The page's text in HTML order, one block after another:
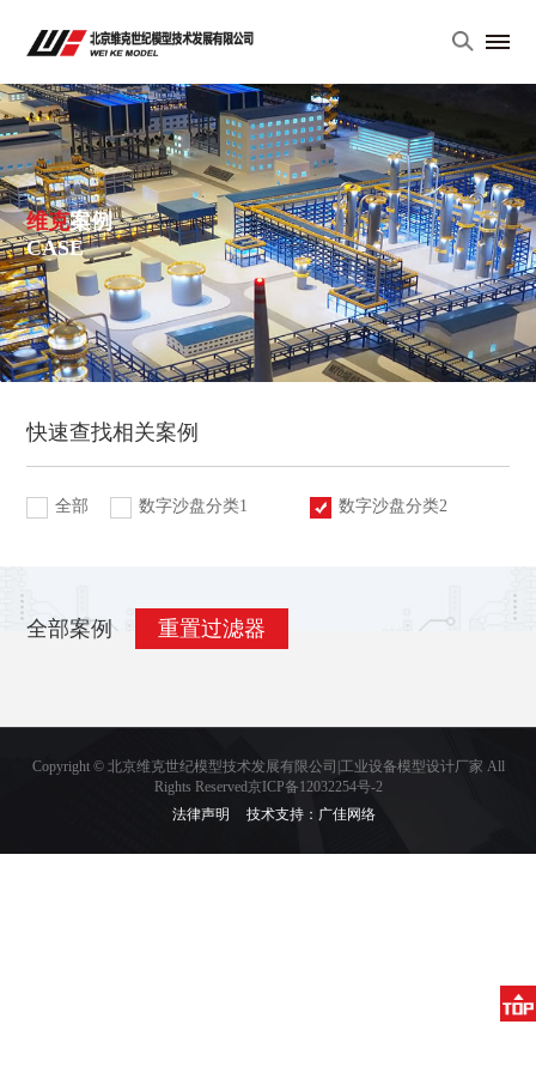
维克案例
CASE
快速查找相关案例
全部 数字沙盘分类1 数字沙盘分类2
全部案例 重置过滤器
Copyright © 北京维克世纪模型技术发展有限公司|工业设备模型设计厂家 All
Rights Reserved京ICP备12032254号-2
法律声明
技术支持：广佳网络